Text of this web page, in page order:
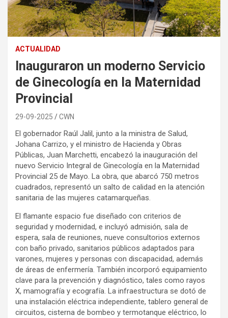
ACTUALIDAD
Inauguraron un moderno Servicio
de Ginecología en la Maternidad
Provincial
29-09-2025 CWN
El gobernador Raúl Jalil, junto a la ministra de Salud,
Johana Carrizo, y el ministro de Hacienda y Obras
Públicas, Juan Marchetti, encabezó la inauguración del
nuevo Servicio Integral de Ginecología en la Maternidad
Provincial 25 de Mayo. La obra, que abarcó 750 metros
cuadrados, representó un salto de calidad en la atención
sanitaria de las mujeres catamarqueñas.
El flamante espacio fue diseñado con criterios de
seguridad y modernidad, e incluyó admisión, sala de
espera, sala de reuniones, nueve consultorios externos
con baño privado, sanitarios públicos adaptados para
varones, mujeres y personas con discapacidad, además
de áreas de enfermería. También incorporó equipamiento
clave para la prevención y diagnóstico, tales como rayos
X, mamografía y ecografía. La infraestructura se dotó de
una instalación eléctrica independiente, tablero general de
circuitos, cisterna de bombeo y termotanque eléctrico, lo